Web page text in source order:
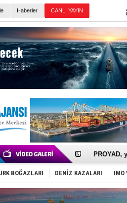
Haberler
İTU AUV,
PROYAD,
Türkiye-
Türk
Deniz
DÖDER,
Fairline,
BOĞAZLARI DENİZ KAZALARI IMO